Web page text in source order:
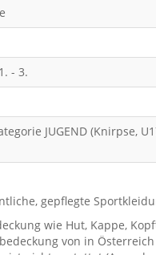
- 3.
JUGEND (Knirpse,
gepflegte
wie Hut, Kappe,
von in